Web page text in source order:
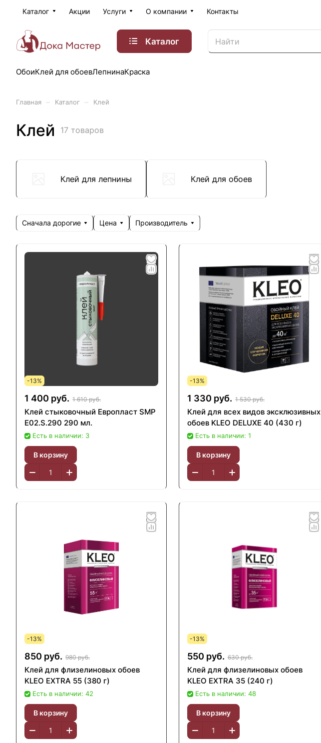
Каталог Акции Услуги О компании Контакты
Каталог
ОбоиКлей для обоевЛепнинаКраска
Главная Каталог Клей
Клей 17 товаров
Клей для лепнины Клей для обоев
Сначала дорогие Цена Производитель
-13%
1 400 руб. 1 610 руб.
Клей стыковочный Европласт SMP
E02.S.290 290 мл.
Есть в наличии: 3
В корзину
-13%
1 330 руб. 1 530 руб.
Клей для всех видов эксклюзивных
обоев KLEO DELUXE 40 (430 г)
Есть в наличии: 1
В корзину
-13%
850 руб. 980 руб.
Клей для флизелиновых обоев
KLEO EXTRA 55 (380 г)
Есть в наличии: 42
В корзину
-13%
550 руб. 630 руб.
Клей для флизелиновых обоев
KLEO EXTRA 35 (240 г)
Есть в наличии: 48
В корзину